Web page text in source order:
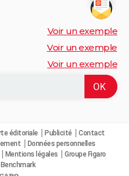
Voir un exemple
Voir un exemple
Voir un exemple
éditoriale Publicité
Contact
Données personnelles
Mentions légales
Groupe Figaro